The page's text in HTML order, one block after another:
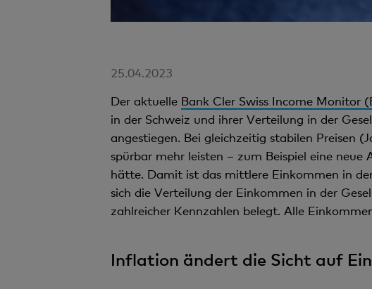
25.04.2023
Der aktuelle Bank Cler Swiss Income Monitor
in der Schweiz und ihrer Verteilung in der
angestiegen. Bei gleichzeitig stabilen Preisen
spürbar mehr leisten – zum Beispiel eine
hätte. Damit ist das mittlere Einkommen in
sich die Verteilung der Einkommen in der
zahlreicher Kennzahlen belegt. Alle
Inflation ändert die Sicht auf